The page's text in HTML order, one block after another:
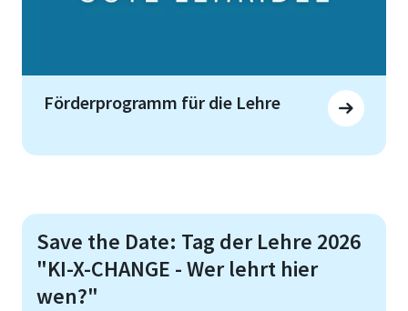
Förderprogramm für die Lehre
Save the Date: Tag der Lehre 2026
"KI-X-CHANGE - Wer lehrt hier
wen?"